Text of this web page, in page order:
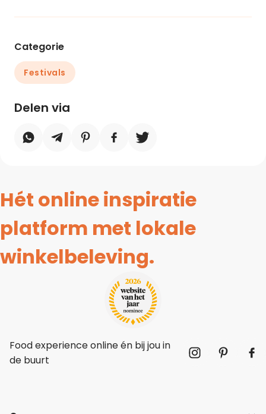
Categorie
Festivals
Delen via
Hét online inspiratie
platform met lokale
winkelbeleving.
Food experience online én bij jou in
de buurt